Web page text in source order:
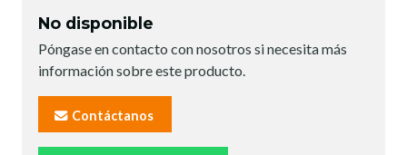
No disponible
Póngase en contacto con nosotros si necesita más
información sobre este producto.
Contáctanos